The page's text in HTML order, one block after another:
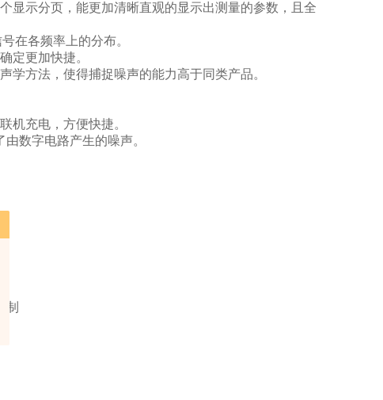
显示分页，能更加清晰直观的显示出测量的参数，且全
在各频率上的分布。
定更加快捷。
学方法，使得捕捉噪声的能力高于同类产品。
机充电，方便快捷。
数字电路产生的噪声。
制